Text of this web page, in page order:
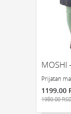
MOSHI
Prijatan
1199.00
1980.00